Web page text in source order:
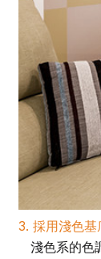
3. 採用淺色基
淺色系的色